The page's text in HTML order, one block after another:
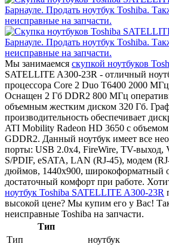
Мы занимаемся скупкой ноутбуков
SATELLITE A300-23R - отличный
процессора Core 2 Duo T6400 2000
Оснащен 2 Гб DDR2 800 МГц
объемным жестким диском 320 Гб.
производительность обеспечивает
ATI Mobility Radeon HD 3650 с
GDDR2. Данный ноутбук имеет все
порты: USB 2.0x4, FireWire, TV-
S/PDIF, eSATA, LAN (RJ-45), модем
дюймов, 1440x900, широкоформатный
достаточный комфорт при работе.
ноутбук Toshiba SATELLITE A300-23R
высокой цене? Мы купим его у Вас!
неисправные Toshiba на запчасти.
Тип
Тип
ноутбук